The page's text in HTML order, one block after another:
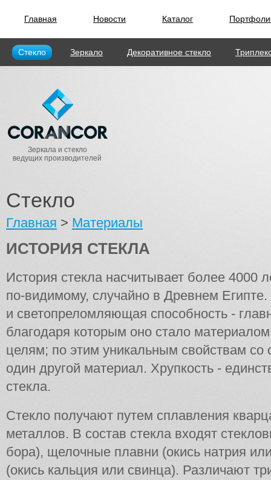
Главная Новости Каталог
Стекло Зеркало Декоративное стекло
Зеркала и стекло
ведущих производителей
Стекло
Главная > Материалы
ИСТОРИЯ СТЕКЛА
История стекла насчитывает более 4000
по-видимому, случайно в Древнем
и светопреломляющая способность -
благодаря которым оно стало
целям; по этим уникальным свойствам со
один другой материал. Хрупкость -
стекла.
Стекло получают путем сплавления
металлов. В состав стекла входят
бора), щелочные плавни (окись натрия
(окись кальция или свинца). Различают